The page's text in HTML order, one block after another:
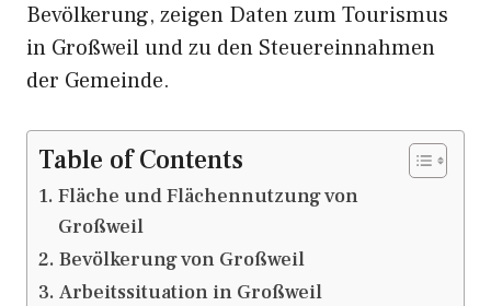
Bevölkerung, zeigen Daten zum Tourismus
in Großweil und zu den Steuereinnahmen
der Gemeinde.
Table of Contents
Fläche und Flächennutzung von
Großweil
Bevölkerung von Großweil
Arbeitssituation in Großweil